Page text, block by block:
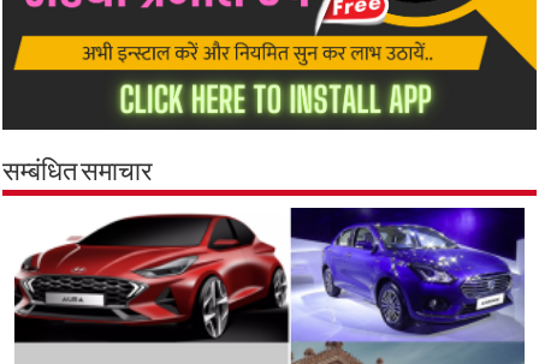
सम्बंधित समाचार